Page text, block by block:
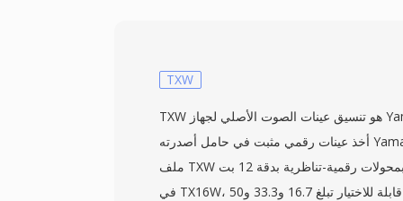
TXW
TXW هو تنسيق عينات الصوت الأصلي لجهاز Yamaha TX16W، وهو جهاز
أخذ عينات رقمي مثبت في حامل أصدرته Yamaha عام 1988. يخزّن كل
ملف TXW عينة صوتية واحدة ملتقطة بمحولات رقمية-تناظرية بدقة 12 بت
في TX16W، مع معدلات أخذ عينات قابلة للاختيار تبلغ 16.7 و33.3 و50